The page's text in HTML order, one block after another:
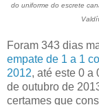
do uniforme do escrete
Foram 343 dias
empate de 1 a 1
2012, até este 0 a
de outubro de
certames que